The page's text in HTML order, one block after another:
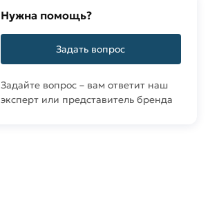
Нужна помощь?
Задать вопрос
Задайте вопрос – вам ответит наш
эксперт или представитель бренда